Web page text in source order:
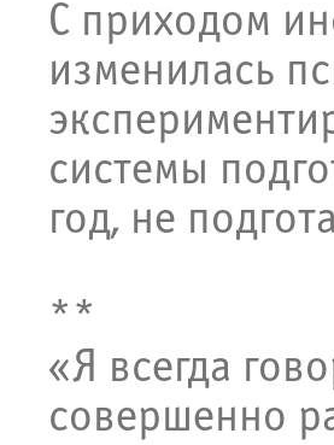
С приходом
изменилась
системы
год, не
**
«Я всегда
совершенно